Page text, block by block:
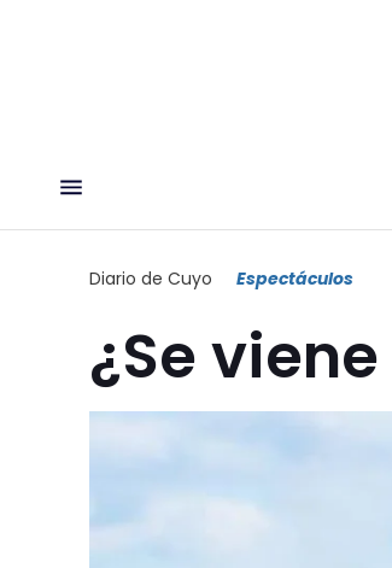
Diario de Cuyo Espectáculos
¿Se